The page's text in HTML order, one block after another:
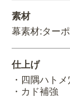
ORIGINAL
素材
幕素材:ター
仕上げ
・四隅ハト
・カド補強